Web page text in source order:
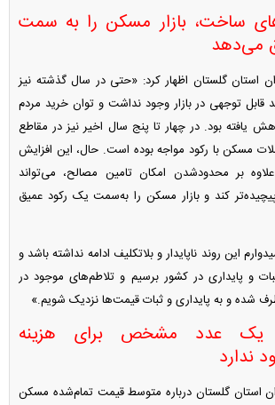
ساخت، بازار مسکن را به سمت
می‌دهد
استان گلستان اظهار کرد: «حتی در سال گذشته نیز
توجهی در بازار وجود نداشت و توان خرید مردم
یافته بود. در چهار تا پنج سال اخیر نیز در مقاطع
مسکن با رکود مواجه بوده است. حال، این افزایش
بر محدودشدن امکان تامین مصالح، می‌تواند
کند و بازار مسکن را به‌سمت یک رکود عمیق
این روند ناپایدار و بلاتکلیف ادامه نداشته باشد و
و پایداری در کشور برسیم و تلاطم‌های موجود در
شده و به پایداری و ثبات قیمت‌ها نزدیک شویم.»
یک عدد مشخص برای هزینه
ندارد
استان گلستان درباره متوسط قیمت تمام‌شده مسکن